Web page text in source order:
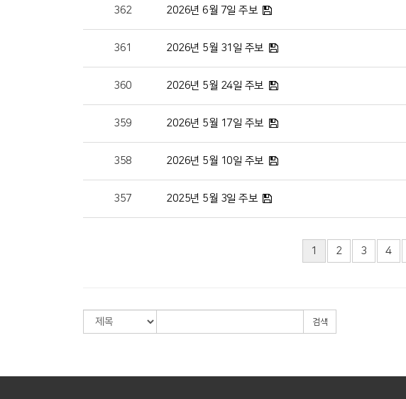
362 2026년 6월 7일 주보
361 2026년 5월 31일 주보
360 2026년 5월 24일 주보
359 2026년 5월 17일 주보
358 2026년 5월 10일 주보
357 2025년 5월 3일 주보
1 2 3 4
검색